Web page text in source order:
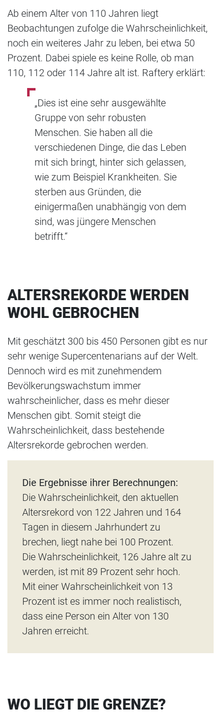
Ab einem Alter von 110 Jahren liegt
Beobachtungen zufolge die Wahrscheinlichkeit,
noch ein weiteres Jahr zu leben, bei etwa 50
Prozent. Dabei spiele es keine Rolle, ob man
110, 112 oder 114 Jahre alt ist. Raftery erklärt:
„Dies ist eine sehr ausgewählte
Gruppe von sehr robusten
Menschen. Sie haben all die
verschiedenen Dinge, die das Leben
mit sich bringt, hinter sich gelassen,
wie zum Beispiel Krankheiten. Sie
sterben aus Gründen, die
einigermaßen unabhängig von dem
sind, was jüngere Menschen
betrifft.“
ALTERSREKORDE WERDEN
WOHL GEBROCHEN
Mit geschätzt 300 bis 450 Personen gibt es nur
sehr wenige Supercentenarians auf der Welt.
Dennoch wird es mit zunehmendem
Bevölkerungswachstum immer
wahrscheinlicher, dass es mehr dieser
Menschen gibt. Somit steigt die
Wahrscheinlichkeit, dass bestehende
Altersrekorde gebrochen werden.
Die Ergebnisse ihrer Berechnungen:
Die Wahrscheinlichkeit, den aktuellen
Altersrekord von 122 Jahren und 164
Tagen in diesem Jahrhundert zu
brechen, liegt nahe bei 100 Prozent.
Die Wahrscheinlichkeit, 126 Jahre alt zu
werden, ist mit 89 Prozent sehr hoch.
Mit einer Wahrscheinlichkeit von 13
Prozent ist es immer noch realistisch,
dass eine Person ein Alter von 130
Jahren erreicht.
WO LIEGT DIE GRENZE?